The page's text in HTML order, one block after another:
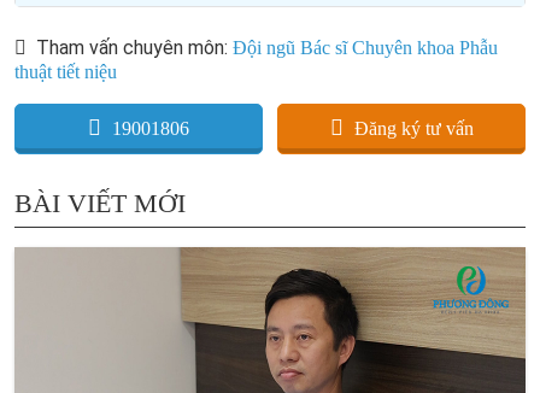
Tham vấn chuyên môn: Đội ngũ Bác sĩ Chuyên khoa Phẫu
thuật tiết niệu
19001806 Đăng ký tư vấn
BÀI VIẾT MỚI